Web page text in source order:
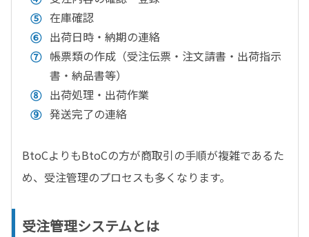
在庫確認
出荷日時・納期の連絡
帳票類の作成（受注伝票・注文請書・出荷指示
書・納品書等）
出荷処理・出荷作業
発送完了の連絡
BtoCよりもBtoCの方が商取引の手順が複雑であるた
め、受注管理のプロセスも多くなります。
受注管理システムとは